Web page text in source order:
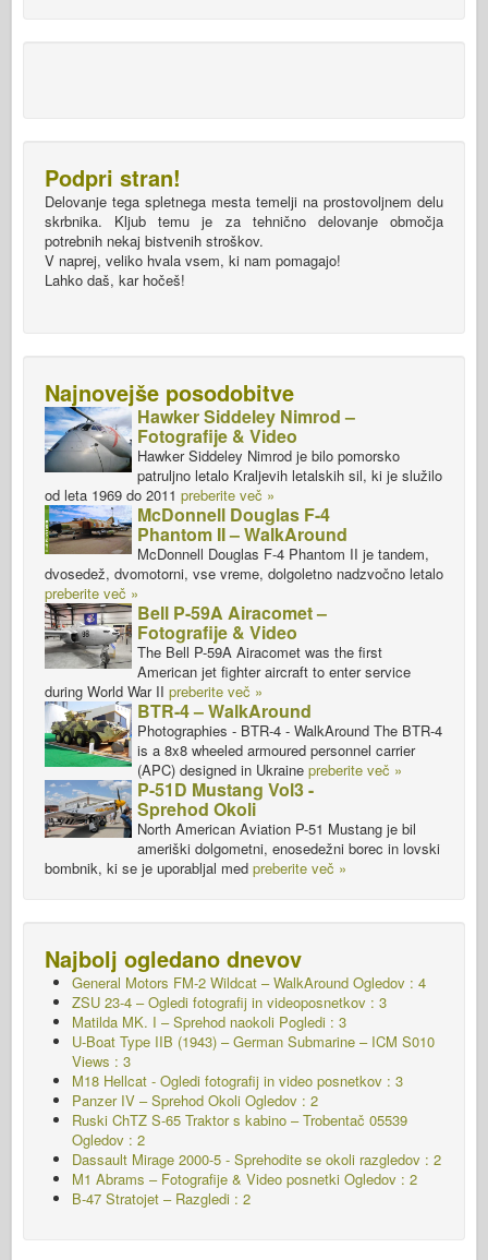
Podpri stran!
Delovanje tega spletnega mesta temelji na prostovoljnem delu
skrbnika. Kljub temu je za tehnično delovanje območja
potrebnih nekaj bistvenih stroškov.
V naprej, veliko hvala vsem, ki nam pomagajo!
Lahko daš, kar hočeš!
Najnovejše posodobitve
Hawker Siddeley Nimrod –
Fotografije & Video
Hawker Siddeley Nimrod je bilo pomorsko
patruljno letalo Kraljevih letalskih sil, ki je služilo
od leta 1969 do 2011 preberite več »
McDonnell Douglas F-4
Phantom II – WalkAround
McDonnell Douglas F-4 Phantom II je tandem,
dvosedež, dvomotorni, vse vreme, dolgoletno nadzvočno letalo
preberite več »
Bell P-59A Airacomet –
Fotografije & Video
The Bell P-59A Airacomet was the first
American jet fighter aircraft to enter service
during World War II preberite več »
BTR-4 – WalkAround
Photographies - BTR-4 - WalkAround The BTR-4
is a 8x8 wheeled armoured personnel carrier
(APC) designed in Ukraine preberite več »
P-51D Mustang Vol3 -
Sprehod Okoli
North American Aviation P-51 Mustang je bil
ameriški dolgometni, enosedežni borec in lovski
bombnik, ki se je uporabljal med preberite več »
Najbolj ogledano dnevov
General Motors FM-2 Wildcat – WalkAround Ogledov : 4
ZSU 23-4 – Ogledi fotografij in videoposnetkov : 3
Matilda MK. I – Sprehod naokoli Pogledi : 3
U-Boat Type IIB (1943) – German Submarine – ICM S010
Views : 3
M18 Hellcat - Ogledi fotografij in video posnetkov : 3
Panzer IV – Sprehod Okoli Ogledov : 2
Ruski ChTZ S-65 Traktor s kabino – Trobentač 05539
Ogledov : 2
Dassault Mirage 2000-5 - Sprehodite se okoli razgledov : 2
M1 Abrams – Fotografije & Video posnetki Ogledov : 2
B-47 Stratojet – Razgledi : 2